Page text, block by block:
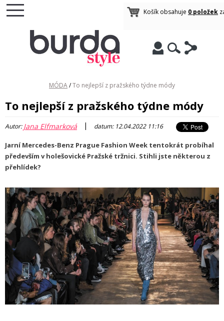
Košík obsahuje 0 položek
MÓDA/To nejlepší z pražského týdne módy
To nejlepší z pražského týdne módy
Autor:Jana Elfmarková | datum: 12.04.2022 11:16
Jarní Mercedes-Benz Prague Fashion Week tentokrát probíhal
především v holešovické Pražské tržnici. Stihli jste některou z
přehlídek?